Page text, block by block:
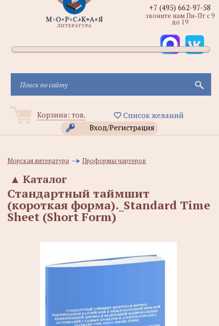
Корзина: тов.
Список желаний
Вход/Регистрация
+7 (495) 662-97-58
звоните нам Пн-Пт с 9
до 19
Морская литература Проформы чартеров
Каталог
▲
Стандартный таймшит
(короткая форма)._Standard Time
Sheet (Short Form)